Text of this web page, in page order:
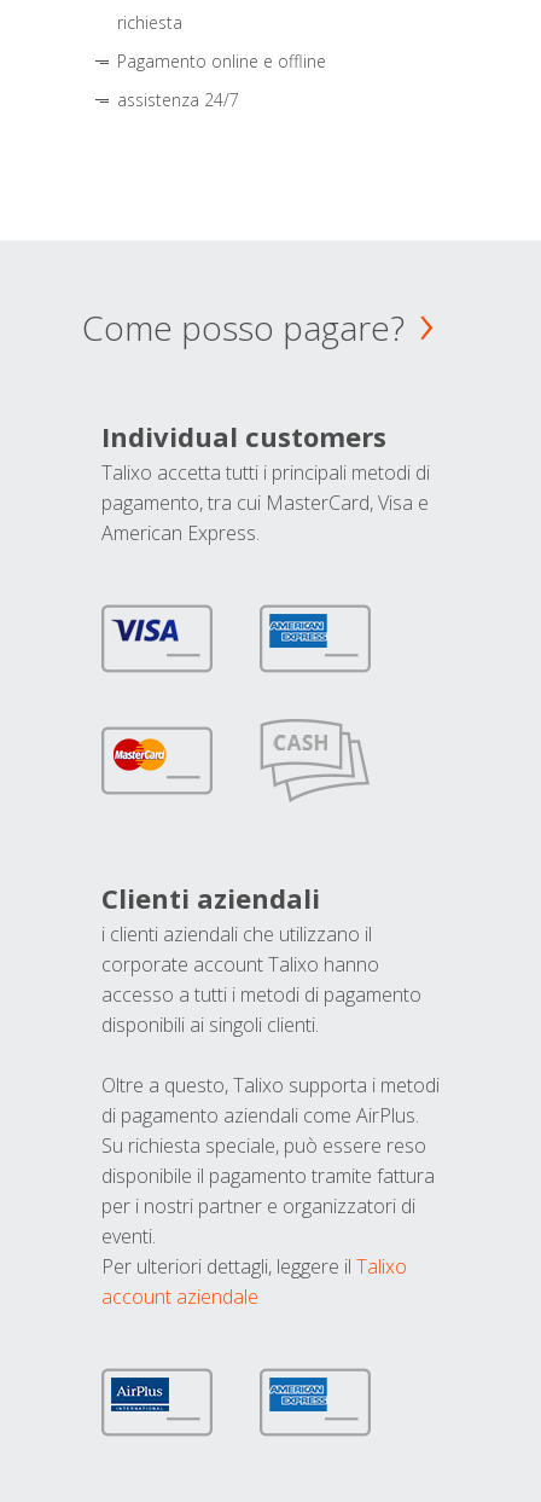
richiesta
Pagamento online e offline
assistenza 24/7
Come posso pagare?
Individual customers
Talixo accetta tutti i principali metodi di
pagamento, tra cui MasterCard, Visa e
American Express.
Clienti aziendali
i clienti aziendali che utilizzano il
corporate account Talixo hanno
accesso a tutti i metodi di pagamento
disponibili ai singoli clienti.
Oltre a questo, Talixo supporta i metodi
di pagamento aziendali come AirPlus.
Su richiesta speciale, può essere reso
disponibile il pagamento tramite fattura
per i nostri partner e organizzatori di
eventi.
Per ulteriori dettagli, leggere il Talixo
account aziendale